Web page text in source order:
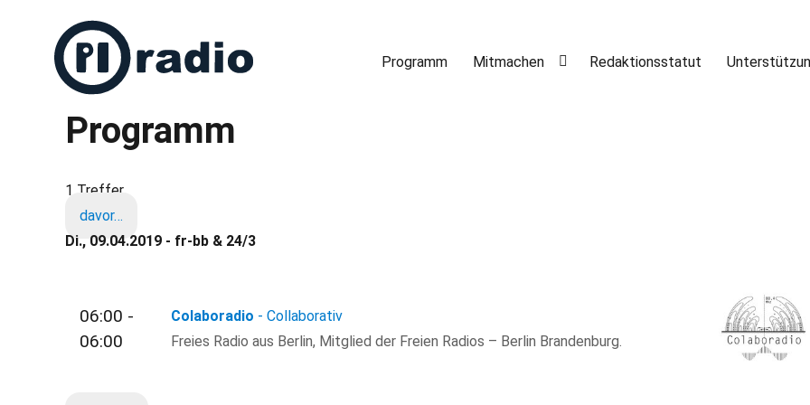
Freies Radio in Berlin
Programm Mitmachen Redaktionsstatut
Programm
1 Treffer
davor…
Di., 09.04.2019 - fr-bb & 24/3
06:00 -
06:00
Colaboradio - Collaborativ
Freies Radio aus Berlin, Mitglied der Freien Radios – Berlin Brandenburg.